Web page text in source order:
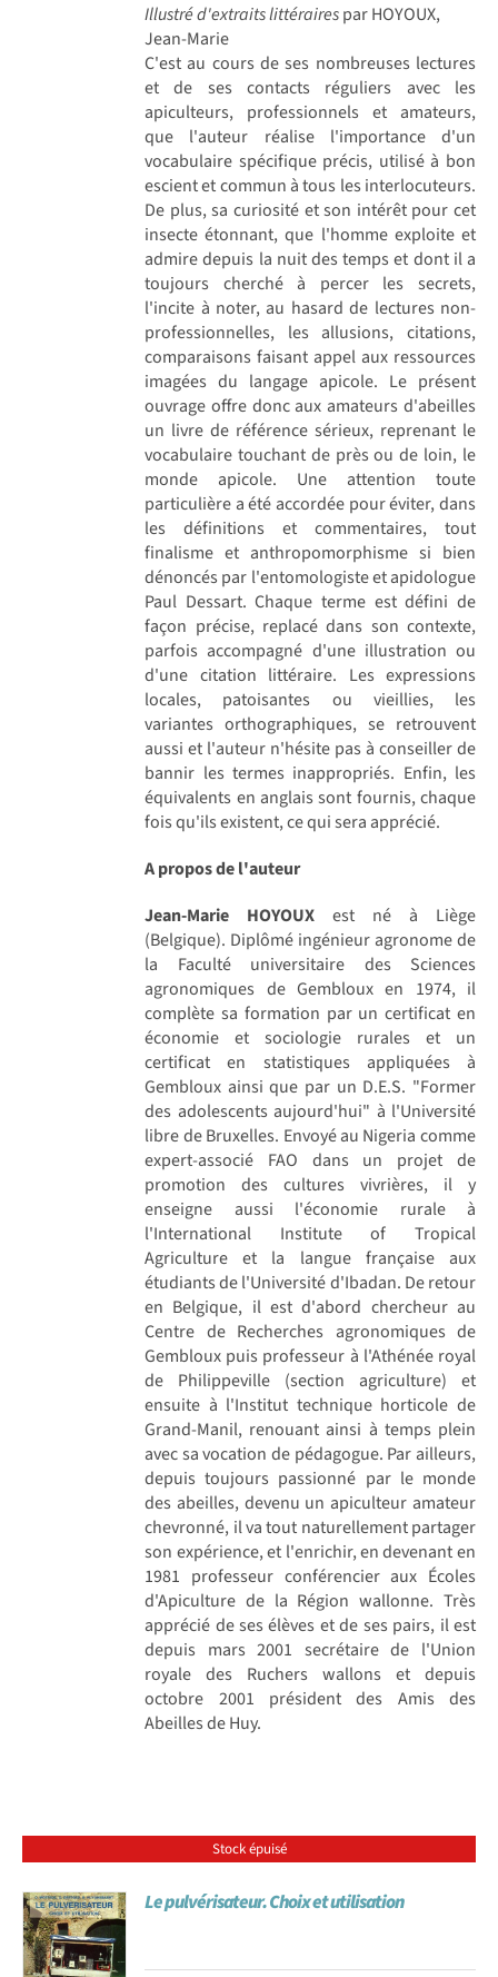
Illustré d'extraits littérairespar HOYOUX,
Jean-Marie
C'est au cours de ses nombreuses lectures
et de ses contacts réguliers avec les
apiculteurs, professionnels et amateurs,
que l'auteur réalise l'importance d'un
vocabulaire spécifique précis, utilisé à bon
escient et commun à tous les interlocuteurs.
De plus, sa curiosité et son intérêt pour cet
insecte étonnant, que l'homme exploite et
admire depuis la nuit des temps et dont il a
toujours cherché à percer les secrets,
l'incite à noter, au hasard de lectures non-
professionnelles, les allusions, citations,
comparaisons faisant appel aux ressources
imagées du langage apicole. Le présent
ouvrage offre donc aux amateurs d'abeilles
un livre de référence sérieux, reprenant le
vocabulaire touchant de près ou de loin, le
monde apicole. Une attention toute
particulière a été accordée pour éviter, dans
les définitions et commentaires, tout
finalisme et anthropomorphisme si bien
dénoncés par l'entomologiste et apidologue
Paul Dessart. Chaque terme est défini de
façon précise, replacé dans son contexte,
parfois accompagné d'une illustration ou
d'une citation littéraire. Les expressions
locales, patoisantes ou vieillies, les
variantes orthographiques, se retrouvent
aussi et l'auteur n'hésite pas à conseiller de
bannir les termes inappropriés. Enfin, les
équivalents en anglais sont fournis, chaque
fois qu'ils existent, ce qui sera apprécié.
A propos de l'auteur
Jean-Marie HOYOUX est né à Liège
(Belgique). Diplômé ingénieur agronome de
la Faculté universitaire des Sciences
agronomiques de Gembloux en 1974, il
complète sa formation par un certificat en
économie et sociologie rurales et un
certificat en statistiques appliquées à
Gembloux ainsi que par un D.E.S. "Former
des adolescents aujourd'hui" à l'Université
libre de Bruxelles. Envoyé au Nigeria comme
expert-associé FAO dans un projet de
promotion des cultures vivrières, il y
enseigne aussi l'économie rurale à
l'International Institute of Tropical
Agriculture et la langue française aux
étudiants de l'Université d'Ibadan. De retour
en Belgique, il est d'abord chercheur au
Centre de Recherches agronomiques de
Gembloux puis professeur à l'Athénée royal
de Philippeville (section agriculture) et
ensuite à l'Institut technique horticole de
Grand-Manil, renouant ainsi à temps plein
avec sa vocation de pédagogue. Par ailleurs,
depuis toujours passionné par le monde
des abeilles, devenu un apiculteur amateur
chevronné, il va tout naturellement partager
son expérience, et l'enrichir, en devenant en
1981 professeur conférencier aux Écoles
d'Apiculture de la Région wallonne. Très
apprécié de ses élèves et de ses pairs, il est
depuis mars 2001 secrétaire de l'Union
royale des Ruchers wallons et depuis
octobre 2001 président des Amis des
Abeilles de Huy.
Stock épuisé
Le pulvérisateur. Choix et utilisation